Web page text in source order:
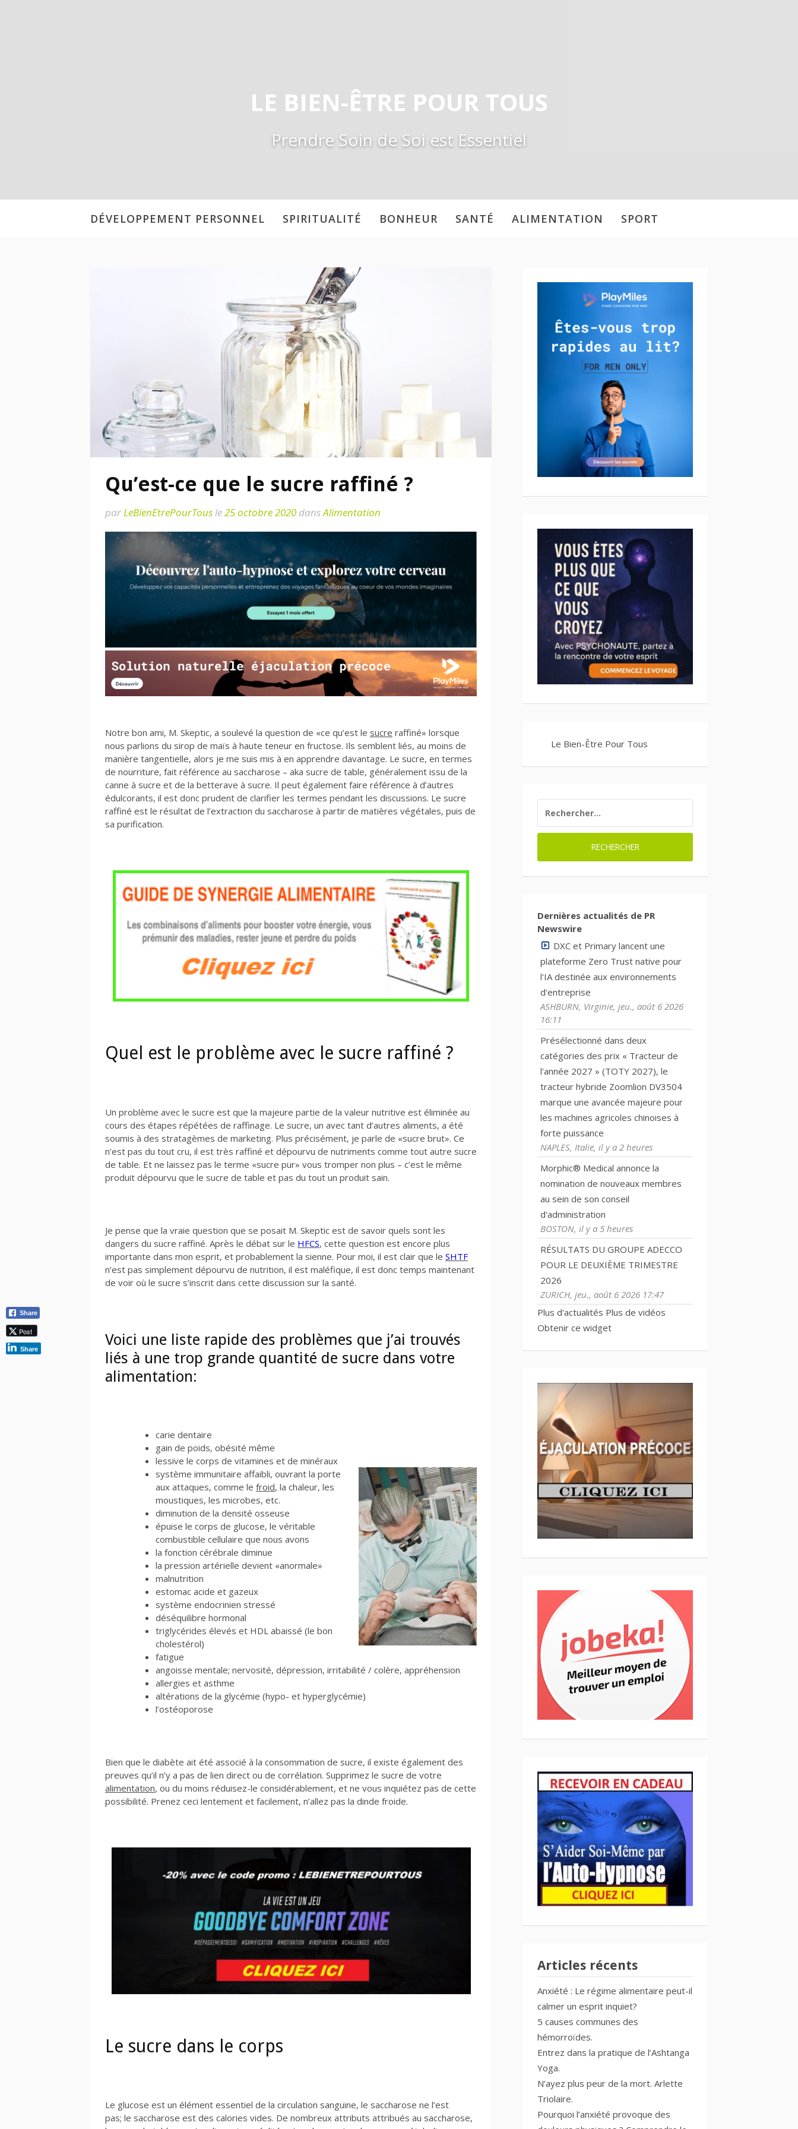
LE BIEN-ÊTRE POUR TOUS
Prendre Soin de Soi est Essentiel
DÉVELOPPEMENT PERSONNEL SPIRITUALITÉ BONHEUR SANTÉ ALIMENTATION SPORT
Qu’est-ce que le sucre raffiné ?
parLeBienEtrePourTousle25 octobre 2020 dansAlimentation
Notre bon ami, M. Skeptic, a soulevé la question de «ce qu’est le sucre raffiné» lorsque
nous parlions du sirop de maïs à haute teneur en fructose. Ils semblent liés, au moins de
manière tangentielle, alors je me suis mis à en apprendre davantage. Le sucre, en termes
de nourriture, fait référence au saccharose – aka sucre de table, généralement issu de la
canne à sucre et de la betterave à sucre. Il peut également faire référence à d’autres
édulcorants, il est donc prudent de clarifier les termes pendant les discussions. Le sucre
raffiné est le résultat de l’extraction du saccharose à partir de matières végétales, puis de
sa purification.
Quel est le problème avec le sucre raffiné ?
Un problème avec le sucre est que la majeure partie de la valeur nutritive est éliminée au
cours des étapes répétées de raffinage. Le sucre, un avec tant d’autres aliments, a été
soumis à des stratagèmes de marketing. Plus précisément, je parle de «sucre brut». Ce
n’est pas du tout cru, il est très raffiné et dépourvu de nutriments comme tout autre sucre
de table. Et ne laissez pas le terme «sucre pur» vous tromper non plus – c’est le même
produit dépourvu que le sucre de table et pas du tout un produit sain.
Je pense que la vraie question que se posait M. Skeptic est de savoir quels sont les
dangers du sucre raffiné. Après le débat sur le HFCS, cette question est encore plus
importante dans mon esprit, et probablement la sienne. Pour moi, il est clair que le SHTF
n’est pas simplement dépourvu de nutrition, il est maléfique, il est donc temps maintenant
de voir où le sucre s’inscrit dans cette discussion sur la santé.
Voici une liste rapide des problèmes que j’ai trouvés
liés à une trop grande quantité de sucre dans votre
alimentation:
carie dentaire
gain de poids, obésité même
lessive le corps de vitamines et de minéraux
système immunitaire affaibli, ouvrant la porte
aux attaques, comme le froid, la chaleur, les
moustiques, les microbes, etc.
diminution de la densité osseuse
épuise le corps de glucose, le véritable
combustible cellulaire que nous avons
la fonction cérébrale diminue
la pression artérielle devient «anormale»
malnutrition
estomac acide et gazeux
système endocrinien stressé
déséquilibre hormonal
triglycérides élevés et HDL abaissé (le bon
cholestérol)
fatigue
angoisse mentale; nervosité, dépression, irritabilité / colère, appréhension
allergies et asthme
altérations de la glycémie (hypo- et hyperglycémie)
l’ostéoporose
Bien que le diabète ait été associé à la consommation de sucre, il existe également des
preuves qu’il n’y a pas de lien direct ou de corrélation. Supprimez le sucre de votre
alimentation, ou du moins réduisez-le considérablement, et ne vous inquiétez pas de cette
possibilité. Prenez ceci lentement et facilement, n’allez pas la dinde froide.
Le sucre dans le corps
Le glucose est un élément essentiel de la circulation sanguine, le saccharose ne l’est
pas; le saccharose est des calories vides. De nombreux attributs attribués au saccharose,
Le Bien-Être Pour Tous
Dernières actualités de PR
Newswire
DXC et Primary lancent une
plateforme Zero Trust native pour
l'IA destinée aux environnements
d'entreprise
ASHBURN, Virginie, jeu., août 6 2026
16:11
Présélectionné dans deux
catégories des prix « Tracteur de
l'année 2027 » (TOTY 2027), le
tracteur hybride Zoomlion DV3504
marque une avancée majeure pour
les machines agricoles chinoises à
forte puissance
NAPLES, Italie, il y a 2 heures
Morphic® Medical annonce la
nomination de nouveaux membres
au sein de son conseil
d'administration
BOSTON, il y a 5 heures
RÉSULTATS DU GROUPE ADECCO
POUR LE DEUXIÈME TRIMESTRE
2026
ZURICH, jeu., août 6 2026 17:47
Plus d'actualités Plus de vidéos
Obtenir ce widget
Articles récents
Anxiété : Le régime alimentaire peut-il
calmer un esprit inquiet?
5 causes communes des
hémorroïdes.
Entrez dans la pratique de l’Ashtanga
Yoga.
N’ayez plus peur de la mort. Arlette
Triolaire.
Pourquoi l’anxiété provoque des
Share
Post
Share